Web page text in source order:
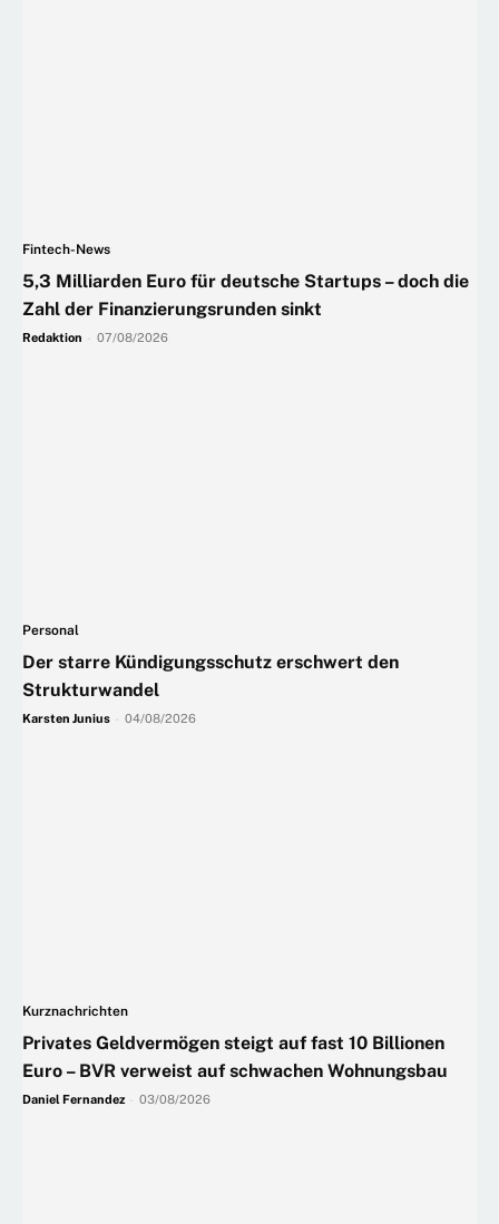
Fintech-News
5,3 Milliarden Euro für deutsche Startups – doch die
Zahl der Finanzierungsrunden sinkt
Redaktion 07/08/2026
Personal
Der starre Kündigungsschutz erschwert den
Strukturwandel
Karsten Junius 04/08/2026
Kurznachrichten
Privates Geldvermögen steigt auf fast 10 Billionen
Euro – BVR verweist auf schwachen Wohnungsbau
Daniel Fernandez 03/08/2026